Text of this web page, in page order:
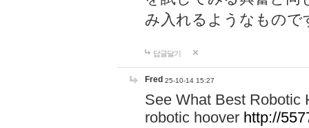
み入れるようなもので
답글달기
Fred 25-10-14 15:27
See What Best Robotic
robotic hoover http://